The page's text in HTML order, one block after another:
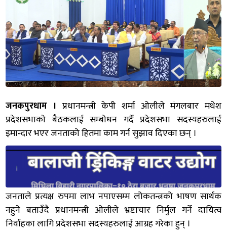
जनकपुरधाम । प्रधानमन्त्री केपी शर्मा ओलीले मंगलबार मधेश
प्रदेशसभाको बैठकलाई सम्बोधन गर्दै प्रदेशसभा सदस्यहरुलाई
इमान्दार भएर जनताको हितमा काम गर्न सुझाव दिएका छन् ।
जनताले प्रत्यक्ष रुपमा लाभ नपाएसम्म लोकतन्त्रको भाषण सार्थक
नहुने बताउँदै प्रधानमन्त्री ओलीले भ्रष्टाचार निर्मुल गर्ने दायित्व
निर्वाहका लागि प्रदेशसभा सदस्यहरुलाई आग्रह गरेका हुन् ।